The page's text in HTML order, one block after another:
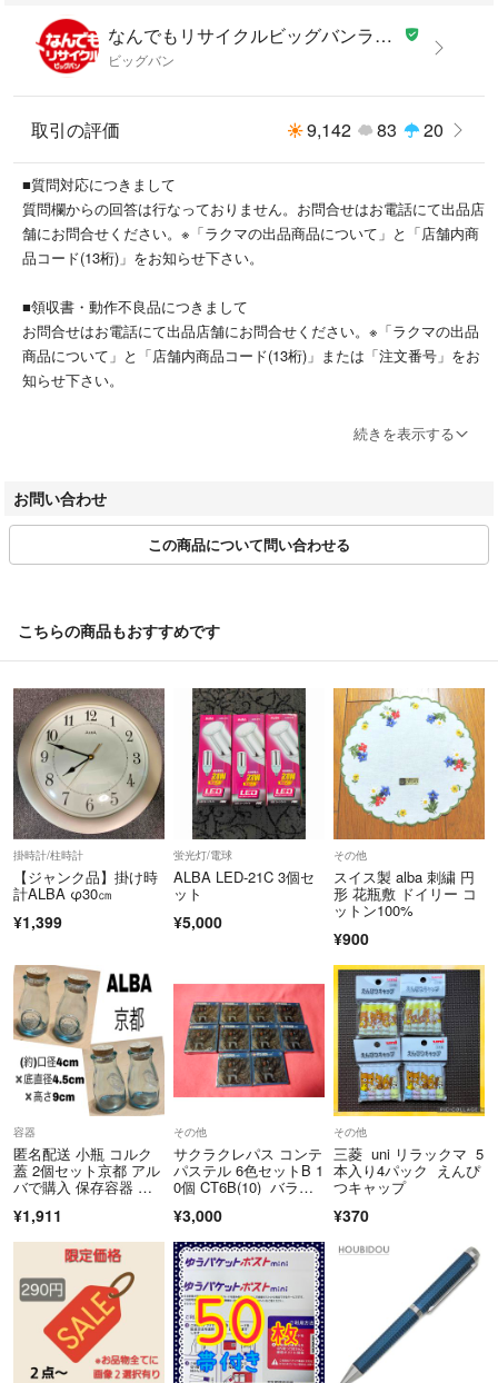
■状態等は画像をご確認・ご参照下さい。
■こちらの商品はお客様から買取させていただいた商品であり、人の手を
経た商品です。
評価ご不要のお客様は、ご落札・ご購入をお控えください。
■支払い後、土日祝を除く３営業日以内に発送いたします。
こちらの商品はラクマ公式パートナーのなんでもリサイクルビッグバンラ
クマ店によって出品されています。
なんでもリサイクルビッグバンラクマ店's shop
ビッグバン
取引の評価 9,142 83 20
■質問対応につきまして
質問欄からの回答は行なっておりません。お問合せはお電話にて出品店
舗にお問合せください。※「ラクマの出品商品について」と「店舗内商
品コード(13桁)」をお知らせ下さい。
■領収書・動作不良品につきまして
お問合せはお電話にて出品店舗にお問合せください。※「ラクマの出品
商品について」と「店舗内商品コード(13桁)」または「注文番号」をお
知らせ下さい。
店舗毎の詳細のお電話番号等は下記のWEBサイトよりご確認お願い致
■お取引について
当店はラクマの規約に則り営業させて頂いております。
ります。
費用が発生致しますのでご了承ください。
■ネットストア本部の営業について
営業時間：10:00～16:00
営業日：月～金曜 (土日・祝日・GW・夏季休業・年末年始を除く)
【2026年8月13日(木)～2026年8月16日(日)は休業させていただきま
す。】
※営業時間外の質問やお問合せには、翌営業日以降にご連絡致します。
▼特商法https://fril.jp/ts/official/law/okm/
▼返品特約
https://fril.jp/ts/official/law/okm/#return_policy
・販売場の名称および所在地 株式会社オカモト リユース事業統
括本部
北海道札幌市東区北37条東25丁目1
番20号
・販売管理者の氏名 小板橋 雄貴
・酒類販売管理研修受講年月日 2026年6月23日
・次回研修の受講期限 2029年6月22日
・研修実施団体名 札幌北小売酒販組合
----------------------------------------------------
続きを表示する
お問い合わせ
この商品について問い合わせる
こちらの商品もおすすめです
掛時計/柱時計
【ジャンク品】掛け時
計ALBA φ30㎝
¥1,399
蛍光灯/電球
ALBA LED-21C 3個セ
ット
¥5,000
その他
スイス製 alba 刺繍 円
形 花瓶敷 ドイリー コ
ットン100%
¥900
容器
匿名配送 小瓶 コルク
蓋 2個セット京都 アル
バで購入 保存容器 キ
¥1,911
その他
サクラクレパス コンテ
パステル 6色セットB 1
0個 CT6B(10) バラ売
¥3,000
その他
三菱 uni リラックマ 5
本入り4パック えんぴ
つキャップ
¥370